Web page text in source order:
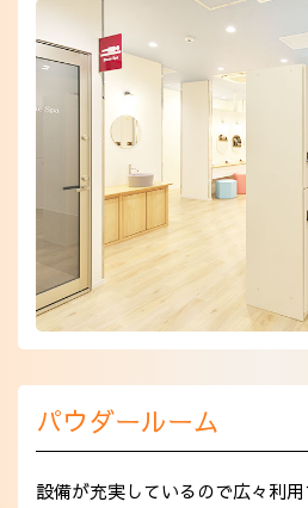
パウダールーム
設備が充実しているので広々利